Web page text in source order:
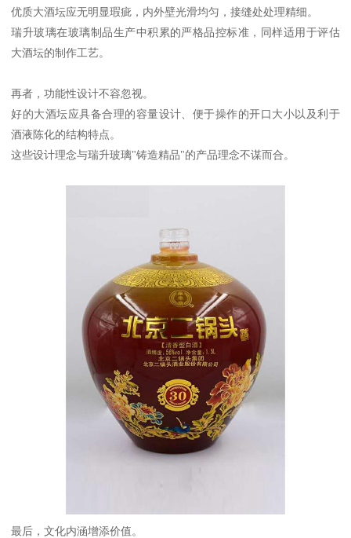
优质大酒坛应无明显瑕疵，内外壁光滑均匀，接缝处处理精细。
瑞升玻璃在玻璃制品生产中积累的严格品控标准，同样适用于评估
大酒坛的制作工艺。
再者，功能性设计不容忽视。
好的大酒坛应具备合理的容量设计、便于操作的开口大小以及利于
酒液陈化的结构特点。
这些设计理念与瑞升玻璃"铸造精品"的产品理念不谋而合。
最后，文化内涵增添价值。